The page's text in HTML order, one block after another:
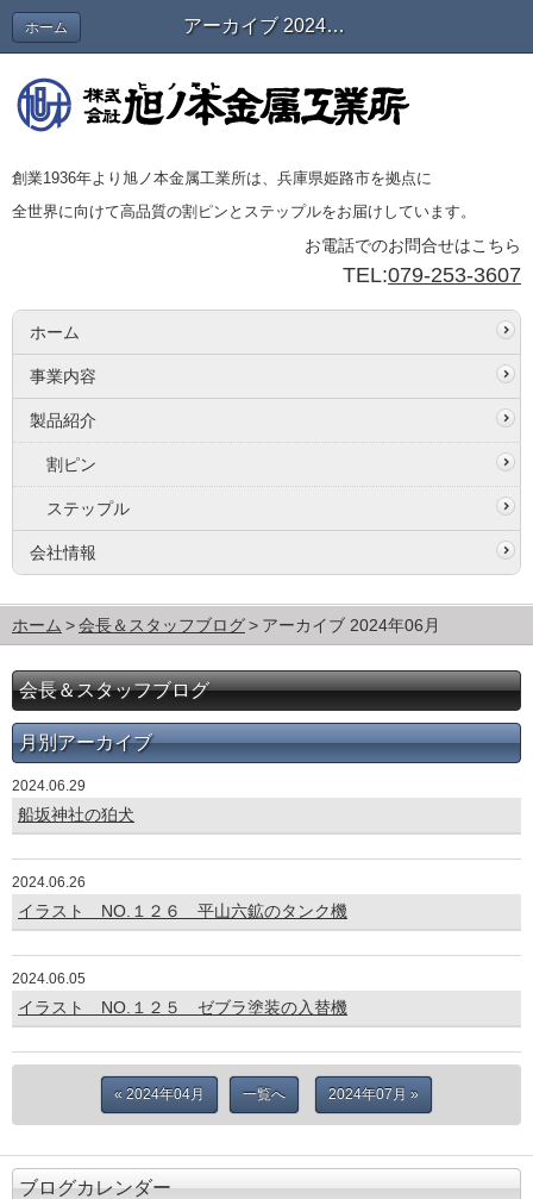
アーカイブ 2024年06月 | 会長＆スタッフブログ
ホーム
創業1936年より旭ノ本金属工業所は、兵庫県姫路市を拠点に
全世界に向けて高品質の割ピンとステップルをお届けしています。
お電話でのお問合せはこちら
TEL:079-253-3607
ホーム
事業内容
製品紹介
割ピン
ステップル
会社情報
ホーム 会長＆スタッフブログ アーカイブ 2024年06月
会長＆スタッフブログ
月別アーカイブ
2024.06.29
船坂神社の狛犬
2024.06.26
イラスト NO.１２６ 平山六鉱のタンク機
2024.06.05
イラスト NO.１２５ ゼブラ塗装の入替機
« 2024年04月 一覧へ 2024年07月 »
ブログカレンダー